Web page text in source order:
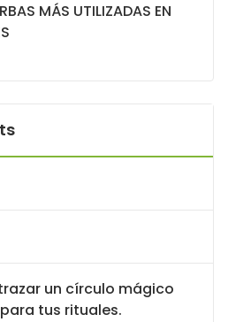
MÁS UTILIZADAS EN
un círculo mágico
tus rituales.